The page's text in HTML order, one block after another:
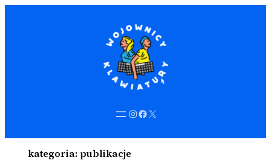
Instagram
Facebook
X
kategoria: publikacje